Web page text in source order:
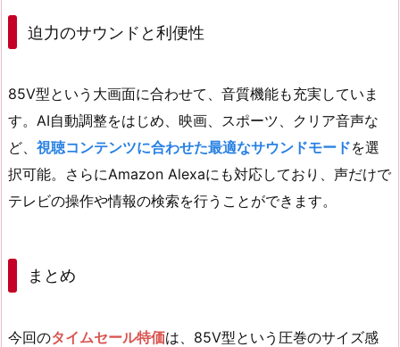
迫力のサウンドと利便性
85V型という大画面に合わせて、音質機能も充実していま
す。AI自動調整をはじめ、映画、スポーツ、クリア音声な
ど、 視聴コンテンツに合わせた最適なサウンドモードを選
択可能。さらにAmazon Alexaにも対応しており、声だけで
テレビの操作や情報の検索を行うことができます。
まとめ
今回のタイムセール特価は、85V型という圧巻のサイズ感